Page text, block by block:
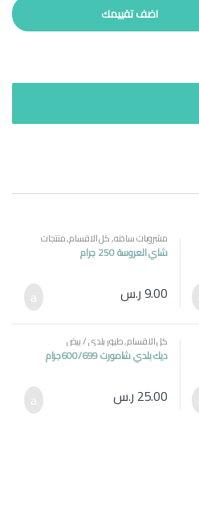
مشروبات ساخنه,كل الاقسام,منتجات
مصرية
شاي العروسة 250 جرام
9.00ر.س
كل الاقسام,طيور بلدي / بيض
ديك بلدي شامورت 600/699جرام
25.00 ر.س